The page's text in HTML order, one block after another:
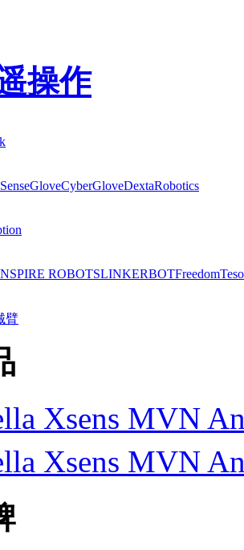
操作
SenseGloveCyberGloveDextaRobotics
ROBOTSLINKERBOTFreedom
臂
Xsens MVN
Xsens MVN